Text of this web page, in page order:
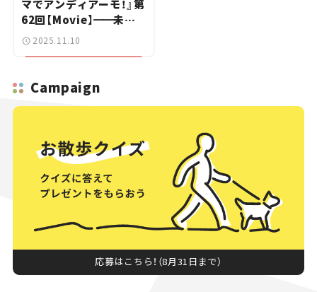
マでアンディアーモ！』第
62回【Movie】━━未知
の自動車ブランドも「カ
ト（オープンスペース編）
2025.11.10
Campaign
応募はこちら！（8月31日まで）